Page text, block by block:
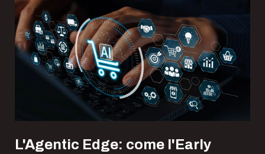
L'Agentic Edge: come l'Early